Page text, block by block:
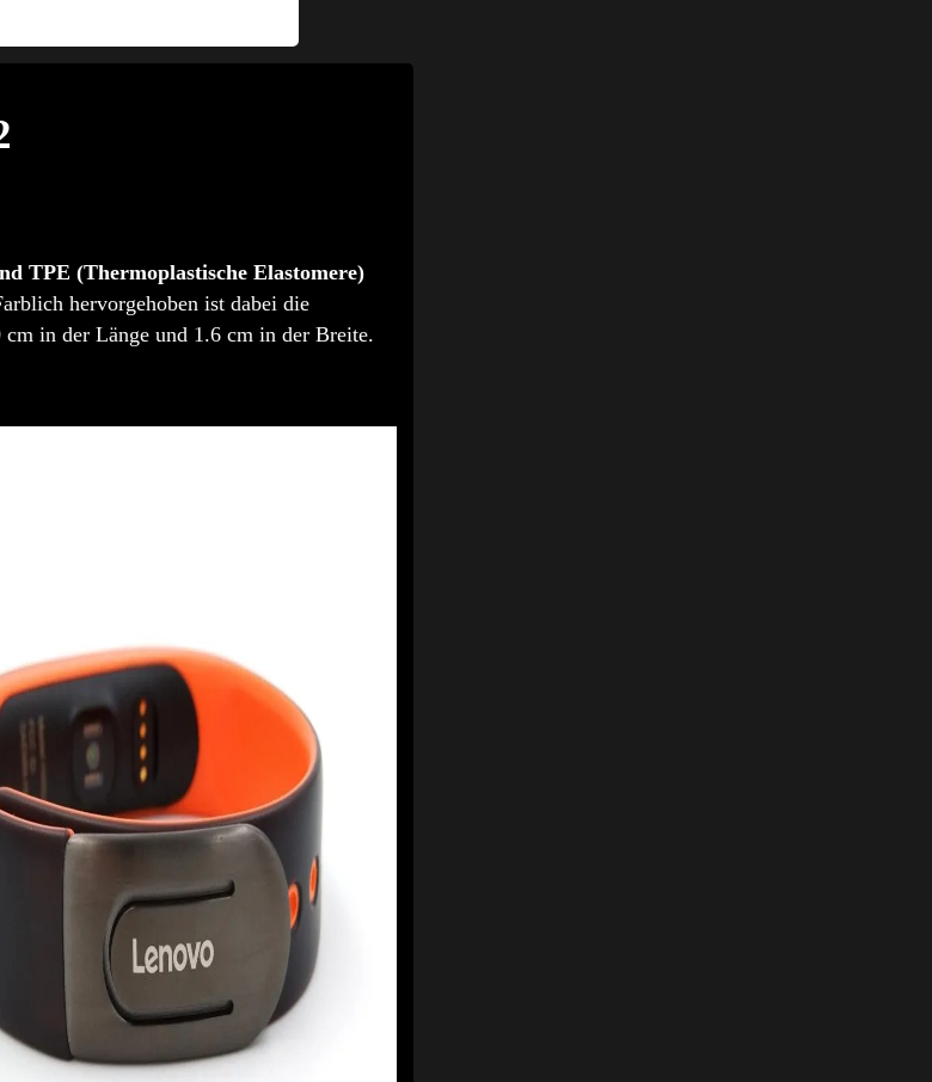
TPE (Thermoplastische Elastomere)
hervorgehoben ist dabei die
cm in der Länge und 1.6 cm in der Breite.